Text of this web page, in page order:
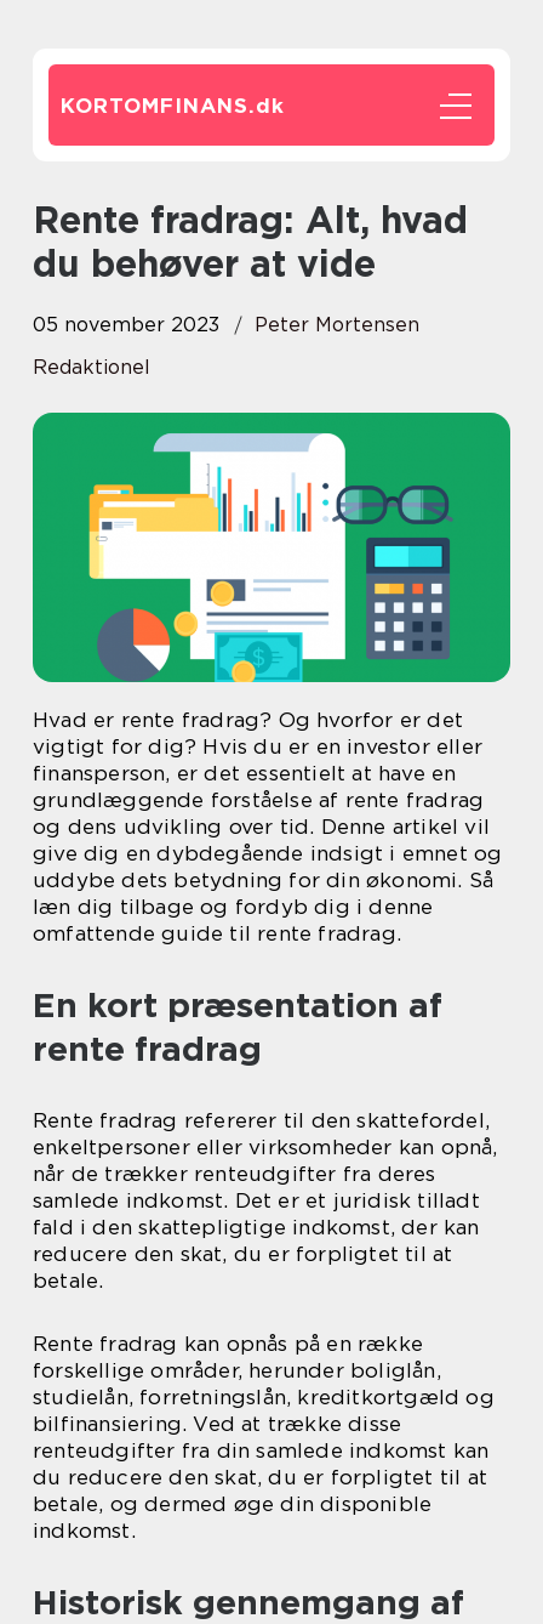
KORTOMFINANS.dk
Rente fradrag: Alt, hvad
du behøver at vide
05 november 2023
Peter Mortensen
Redaktionel
Hvad er rente fradrag? Og hvorfor er det
vigtigt for dig? Hvis du er en investor eller
finansperson, er det essentielt at have en
grundlæggende forståelse af rente fradrag
og dens udvikling over tid. Denne artikel vil
give dig en dybdegående indsigt i emnet og
uddybe dets betydning for din økonomi. Så
læn dig tilbage og fordyb dig i denne
omfattende guide til rente fradrag.
En kort præsentation af
rente fradrag
Rente fradrag refererer til den skattefordel,
enkeltpersoner eller virksomheder kan opnå,
når de trækker renteudgifter fra deres
samlede indkomst. Det er et juridisk tilladt
fald i den skattepligtige indkomst, der kan
reducere den skat, du er forpligtet til at
betale.
Rente fradrag kan opnås på en række
forskellige områder, herunder boliglån,
studielån, forretningslån, kreditkortgæld og
bilfinansiering. Ved at trække disse
renteudgifter fra din samlede indkomst kan
du reducere den skat, du er forpligtet til at
betale, og dermed øge din disponible
indkomst.
Historisk gennemgang af